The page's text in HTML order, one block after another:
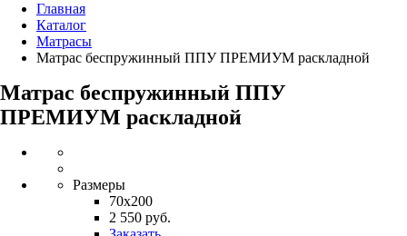
Главная
Каталог
Матрасы
Матрас беспружинный ППУ ПРЕМИУМ раскладной
Матрас беспружинный ППУ
ПРЕМИУМ раскладной
Размеры
70х200
2 550 руб.